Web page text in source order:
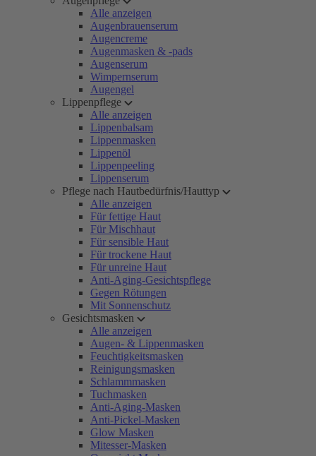
Alle anzeigen
Augenbrauenserum
Augencreme
Augenmasken & -pads
Augenserum
Wimpernserum
Augengel
Lippenpflege
Alle anzeigen
Lippenbalsam
Lippenmasken
Lippenöl
Lippenpeeling
Lippenserum
Pflege nach Hautbedürfnis/Hauttyp
Alle anzeigen
Für fettige Haut
Für Mischhaut
Für sensible Haut
Für trockene Haut
Für unreine Haut
Anti-Aging-Gesichtspflege
Gegen Rötungen
Mit Sonnenschutz
Gesichtsmasken
Alle anzeigen
Augen- & Lippenmasken
Feuchtigkeitsmasken
Reinigungsmasken
Schlammmasken
Tuchmasken
Anti-Aging-Masken
Anti-Pickel-Masken
Glow Masken
Mitesser-Masken